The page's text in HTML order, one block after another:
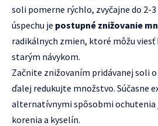
soli pomerne rýchlo, zvyčajne do 2-
úspechu je postupné znižovanie
radikálnych zmien, ktoré môžu
starým návykom.
Začnite znižovaním pridávanej soli
ďalej redukujte množstvo. Súčasne
alternatívnymi spôsobmi ochutenia
korenia a kyselín.